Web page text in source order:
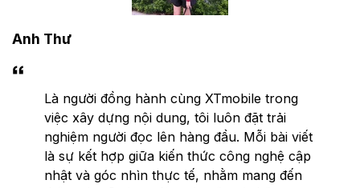
Anh Thư
Là người đồng hành cùng XTmobile trong
việc xây dựng nội dung, tôi luôn đặt trải
nghiệm người đọc lên hàng đầu. Mỗi bài viết
là sự kết hợp giữa kiến thức công nghệ cập
nhật và góc nhìn thực tế, nhằm mang đến